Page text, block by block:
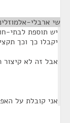
שי ארבלי-
יש תוספת לבתי-
יקבלו כך וכך
אבל זה לא קיצור
אני קובלת על